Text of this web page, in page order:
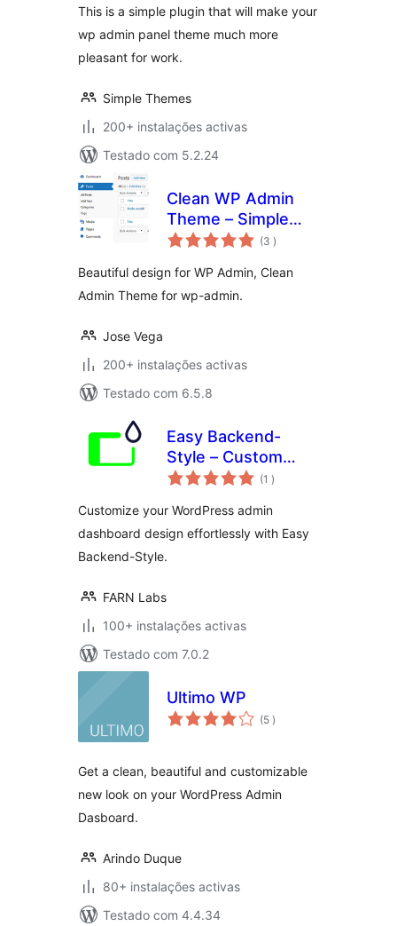
This is a simple plugin that will make your
wp admin panel theme much more
pleasant for work.
Simple Themes
200+ instalações activas
Testado com 5.2.24
Clean WP Admin
Theme – Simple
design
(3 classificações
)
Beautiful design for WP Admin, Clean
Admin Theme for wp-admin.
Jose Vega
200+ instalações activas
Testado com 6.5.8
Easy Backend-
Style – Custom
WordPress admin
design
(1 classificações
)
Customize your WordPress admin
dashboard design effortlessly with Easy
Backend-Style.
FARN Labs
100+ instalações activas
Testado com 7.0.2
Ultimo WP
(5 classificações
)
Get a clean, beautiful and customizable
new look on your WordPress Admin
Dasboard.
Arindo Duque
80+ instalações activas
Testado com 4.4.34